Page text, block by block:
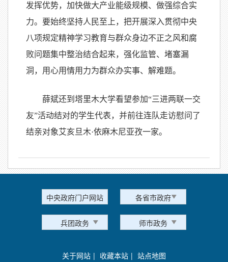
发挥优势，加快做大产业能级规模、做强综合实
力。要始终坚持人民至上，把开展深入贯彻中央
八项规定精神学习教育与群众身边不正之风和腐
败问题集中整治结合起来，强化监管、堵塞漏
洞，用心用情用力为群众办实事、解难题。
薛斌还到塔里木大学看望参加“三进两联一交
友”活动结对的学生代表，并前往连队走访慰问了
结亲对象艾亥旦木·依麻木尼亚孜一家。
中央政府门户网站 各省市政府
兵团政务 师市政务
关于网站 | 收藏本站 | 站点地图